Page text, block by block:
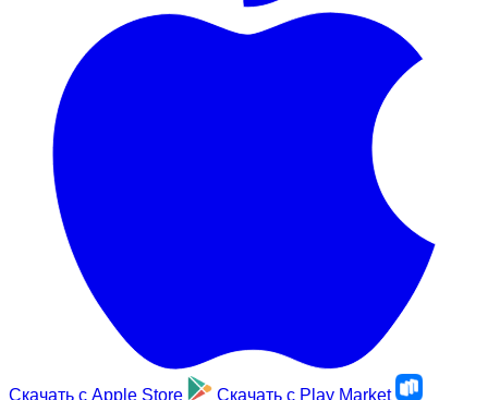
Скачать с Apple Store Скачать с Play Market